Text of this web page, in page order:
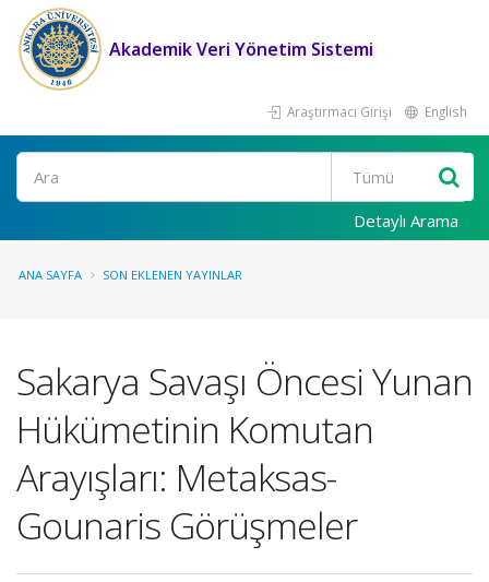
Akademik Veri Yönetim Sistemi
Araştırmacı Girişi English
Ara
Detaylı Arama
ANA SAYFA SON EKLENEN YAYINLAR
Sakarya Savaşı Öncesi Yunan
Hükümetinin Komutan
Arayışları: Metaksas-
Gounaris Görüşmeler